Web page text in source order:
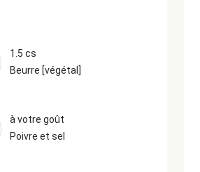
1.5 cs
Beurre [végétal]
à votre goût
Poivre et sel